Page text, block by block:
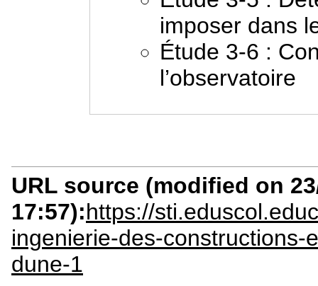
imposer dans
Étude 3-6 :
l’observatoire
URL source (modified on
17:57):https://
ingenierie-des-
dune-1